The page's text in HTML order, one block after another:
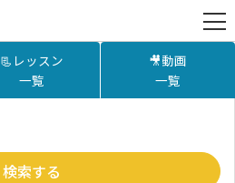
📃レッスン
一覧
🎥動画
一覧
検索する